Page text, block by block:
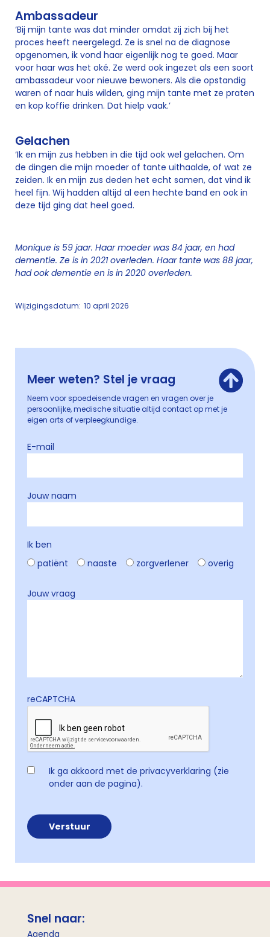
Ambassadeur
‘Bij mijn tante was dat minder omdat zij zich bij het
proces heeft neergelegd. Ze is snel na de diagnose
opgenomen, ik vond haar eigenlijk nog te goed. Maar
voor haar was het oké. Ze werd ook ingezet als een soort
ambassadeur voor nieuwe bewoners. Als die opstandig
waren of naar huis wilden, ging mijn tante met ze praten
en kop koffie drinken. Dat hielp vaak.’
Gelachen
‘Ik en mijn zus hebben in die tijd ook wel gelachen. Om
de dingen die mijn moeder of tante uithaalde, of wat ze
zeiden. Ik en mijn zus deden het echt samen, dat vind ik
heel fijn. Wij hadden altijd al een hechte band en ook in
deze tijd ging dat heel goed.
Monique is 59 jaar. Haar moeder was 84 jaar, en had
dementie. Ze is in 2021 overleden. Haar tante was 88 jaar,
had ook dementie en is in 2020 overleden.
Wijzigingsdatum: 10 april 2026
Meer weten? Stel je vraag
Neem voor spoedeisende vragen en vragen over je
persoonlijke, medische situatie altijd contact op met je
eigen arts of verpleegkundige.
E-mail
Jouw naam
Ik ben
patiënt
naaste zorgverlener overig
Jouw vraag
reCAPTCHA
Ik ga akkoord met de privacyverklaring (zie
onder aan de pagina).
Snel naar:
Agenda